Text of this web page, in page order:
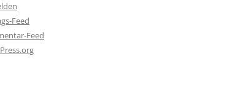
Feed
Feed